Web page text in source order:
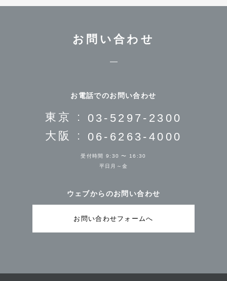
お問い合わせ
お電話でのお問い合わせ
東京 : 03-5297-2300
大阪 : 06-6263-4000
受付時間 9:30 〜 16:30
平日月～金
ウェブからのお問い合わせ
お問い合わせフォームへ